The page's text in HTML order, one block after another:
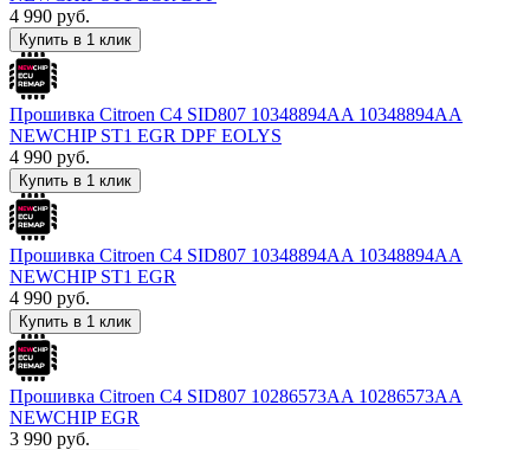
4 990 руб.
Купить в 1 клик
Прошивка Citroen C4 SID807 10348894AA 10348894AA
NEWCHIP ST1 EGR DPF EOLYS
4 990 руб.
Купить в 1 клик
Прошивка Citroen C4 SID807 10348894AA 10348894AA
NEWCHIP ST1 EGR
4 990 руб.
Купить в 1 клик
Прошивка Citroen C4 SID807 10286573AA 10286573AA
NEWCHIP EGR
3 990 руб.